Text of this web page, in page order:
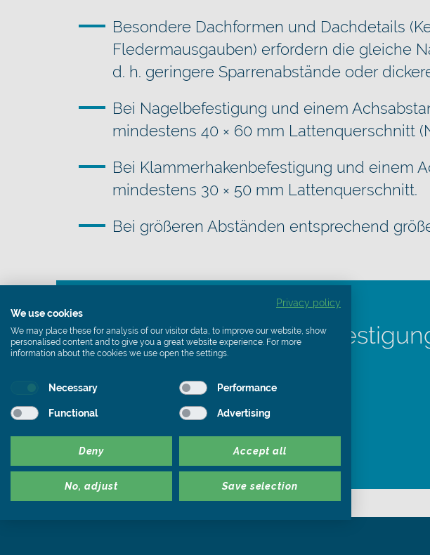
Besondere Dachformen und Dachdetails
Fledermausgauben) erfordern die gleiche
d. h. geringere Sparrenabstände oder
Bei Nagelbefestigung und einem
mindestens 40 × 60 mm Lattenquerschnitt
Bei Klammerhakenbefestigung und einem
mindestens 30 × 50 mm Lattenquerschnitt.
Bei größeren Abständen entsprechend
Nächstes Kapitel:
Weiter lesen
Privacy policy
We use cookies
We may place these for analysis of our visitor data, to improve our website, show
personalised content and to give you a great website experience. For more
information about the cookies we use open the settings.
Necessary Performance
Functional Advertising
Deny Accept all
No, adjust Save selection